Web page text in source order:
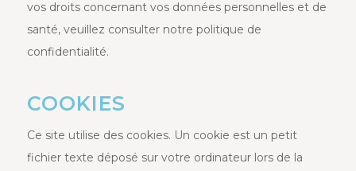
vos droits concernant vos données personnelles et de
santé, veuillez consulter notre politique de
confidentialité.
COOKIES
Ce site utilise des cookies. Un cookie est un petit
fichier texte déposé sur votre ordinateur lors de la